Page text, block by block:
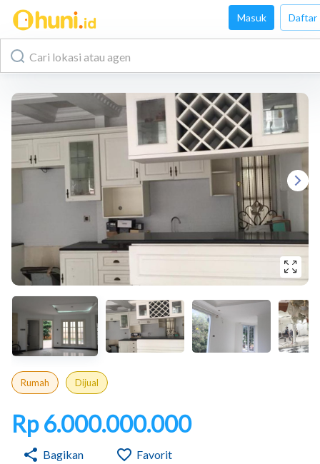
Masuk Daftar
Rumah Dijual
Rp 6.000.000.000
Bagikan Favorit